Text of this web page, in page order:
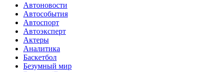
Автоновости
Автособытия
Автоспорт
Автоэксперт
Актеры
Аналитика
Баскетбол
Безумный мир